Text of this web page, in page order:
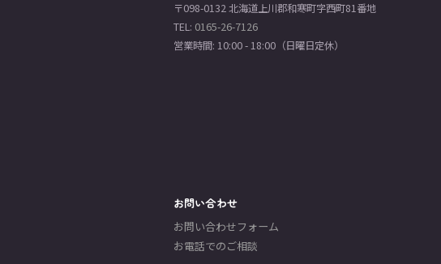
〒098-0132 北海道上川郡和寒町字西町81番地
TEL: 0165-26-7126
営業時間: 10:00 - 18:00（日曜日定休）
お問い合わせ
お問い合わせフォーム
お電話でのご相談